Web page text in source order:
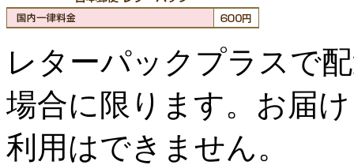
レターパックプラスで
場合に限ります。お届
利用はできません。